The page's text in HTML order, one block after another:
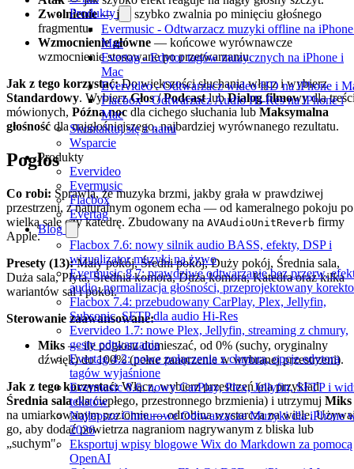
Produkty
Evermusic - Odtwarzacz muzyki offline na
Mac
Evertag - Edytor tagów muzycznych na iPhone i
Mac
Evervideo - Odtwarzacz wideo HD na iPhone i
Flacbox - Odtwarzacz Audio Hi-Res na iPhone i
Mac
Skontaktuj się z nami
Wsparcie
Produkty
Evervideo
Evermusic
Flacbox
Evertag
Blog
Flacbox 7.6: nowy silnik audio BASS, efekty, DSP i
wizualizator muzyki na żywo
Evermusic 8.7: prawdziwe odtwarzanie bez przerw,
audio, normalizacja głośności, przeprojektowany
Flacbox 7.4: przebudowany CarPlay, Plex, Jellyfin,
Subsonic, SFTP dla audio Hi-Res
Evervideo 1.7: nowe Plex, Jellyfin, streaming z chmury,
gesty odtwarzania
Evertag 4.2: nowe połączenia z chmurą, opcje edytora
tagów wyjaśnione
Evermusic 8.6: nowy CarPlay, Plex, Jellyfin, SFTP i
tekstów
Najlepsze Chmurowe Odtwarzacze Muzyki dla iPhone
2026
Eksportuj wpisy blogowe Wix do Markdown za pomocą
OpenAI
Zwolnienie— jak szybko zwalnia po minięciu głośnego
fragmentu.
Wzmocnienie główne — końcowe wyrównawcze
wzmocnienie stosowane po przetwarzaniu.
Jak z tego korzystać:Do większości słuchania włącz i wybierz
Standardowy. WybierzGłos / PodcastlubDialog filmowydla
mówionych, Późna noc dla cichego słuchania lub Maksymalna
głośność dla najgłośniejszego, najbardziej wyrównanego rezultatu.
Pogłos
Co robi: Sprawia, że muzyka brzmi, jakby grała w prawdziwej
przestrzeni, z naturalnym ogonem echa — od kameralnego pokoju po
wielką salę czy katedrę. Zbudowany na AVAudioUnitReverb firmy
Apple.
Presety (13):Mały pokój, Średni pokój, Duży pokój, Średnia sala,
Duża sala, Płyta, Średnia komora, Duża komora, Katedra oraz kilka
wariantów sal i pokoi.
Sterowanie zaawansowane:
Miks — ile pogłosu domieszać, od 0% (suchy, oryginalny
dźwięk) do 100% (pełne zanurzenie w wybranej przestrzeni).
Jak z tego korzystać:Włącz, wybierz przestrzeń (na przykład
Średnia saladla ciepłego, przestronnego brzmienia) i utrzymuj Miks
na umiarkowanym poziomie — odrobina wystarcza na wiele.
go, aby dodać powietrza nagraniom nagrywanym z bliska lub
„suchym".